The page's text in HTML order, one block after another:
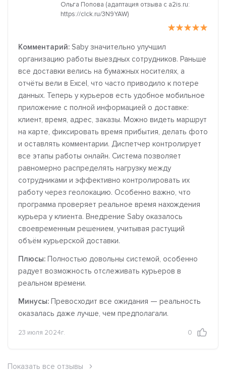
Ольга Попова (адаптация отзыва с a2is.ru:
https://clck.ru/3N9YAW)
Комментарий: Saby значительно улучшил
организацию работы выездных сотрудников. Раньше
все доставки велись на бумажных носителях, а
отчёты вели в Excel, что часто приводило к потере
данных. Теперь у курьеров есть удобное мобильное
приложение с полной информацией о доставке:
клиент, время, адрес, заказы. Можно видеть маршрут
на карте, фиксировать время прибытия, делать фото
и оставлять комментарии. Диспетчер контролирует
все этапы работы онлайн. Система позволяет
равномерно распределять нагрузку между
сотрудниками и эффективно контролировать их
работу через геолокацию. Особенно важно, что
программа проверяет реальное время нахождения
курьера у клиента. Внедрение Saby оказалось
своевременным решением, учитывая растущий
объём курьерской доставки.
Плюсы: Полностью довольны системой, особенно
радует возможность отслеживать курьеров в
реальном времени.
Минусы: Превосходит все ожидания — реальность
оказалась даже лучше, чем предполагали.
23 июля 2024г. 0
Показать все отзывы